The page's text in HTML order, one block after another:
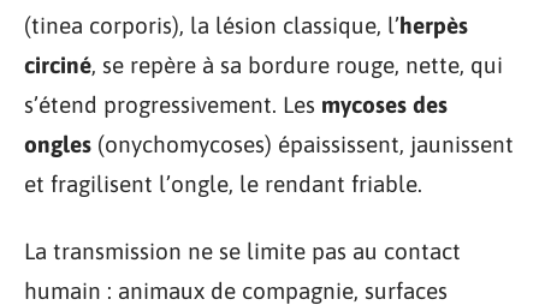
(tinea corporis), la lésion classique, l’herpès
circiné, se repère à sa bordure rouge, nette, qui
s’étend progressivement. Les mycoses des
ongles (onychomycoses) épaississent, jaunissent
et fragilisent l’ongle, le rendant friable.
La transmission ne se limite pas au contact
humain : animaux de compagnie, surfaces